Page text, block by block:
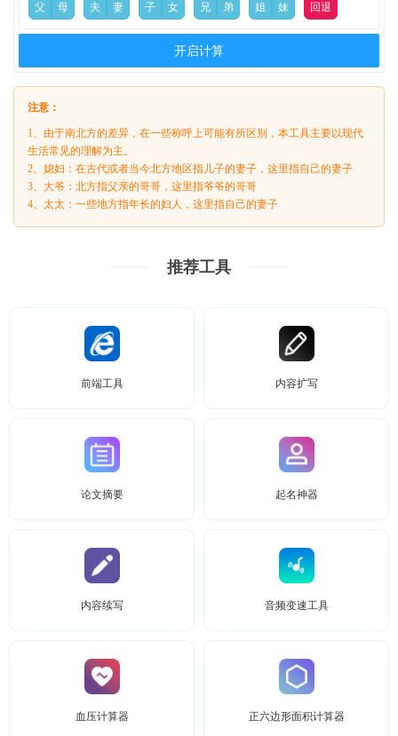
父 母 夫 妻 子 女 兄 弟 姐 妹 回退
开启计算
注意：
1、由于南北方的差异，在一些称呼上可能有所区别，本工具主要以现代
生活常见的理解为主。
2、媳妇：在古代或者当今北方地区指儿子的妻子，这里指自己的妻子
3、大爷：北方指父亲的哥哥，这里指爷爷的哥哥
4、太太：一些地方指年长的妇人，这里指自己的妻子
推荐工具
前端工具 内容扩写
论文摘要 起名神器
内容续写 音频变速工具
血压计算器 正六边形面积计算器